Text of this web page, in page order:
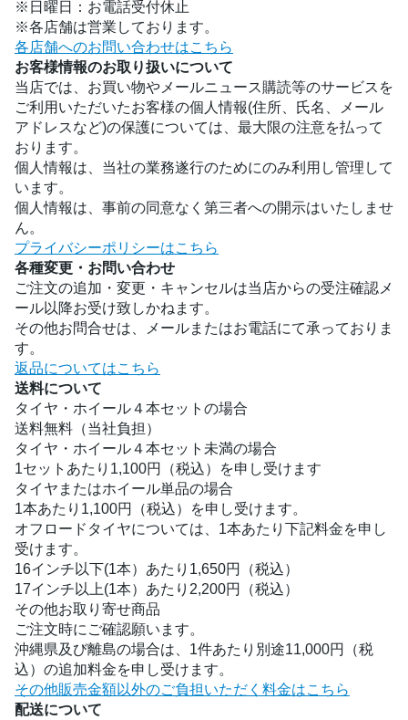
※日曜日：お電話受付休止
※各店舗は営業しております。
各店舗へのお問い合わせはこちら
お客様情報のお取り扱いについて
当店では、お買い物やメールニュース購読等のサービスを
ご利用いただいたお客様の個人情報(住所、氏名、メール
アドレスなど)の保護については、最大限の注意を払って
おります。
個人情報は、当社の業務遂行のためにのみ利用し管理して
います。
個人情報は、事前の同意なく第三者への開示はいたしませ
ん。
プライバシーポリシーはこちら
各種変更・お問い合わせ
ご注文の追加・変更・キャンセルは当店からの受注確認メ
ール以降お受け致しかねます。
その他お問合せは、メールまたはお電話にて承っておりま
す。
返品についてはこちら
送料について
タイヤ・ホイール４本セットの場合
送料無料（当社負担）
タイヤ・ホイール４本セット未満の場合
1セットあたり1,100円（税込）を申し受けます
タイヤまたはホイール単品の場合
1本あたり1,100円（税込）を申し受けます。
オフロードタイヤについては、1本あたり下記料金を申し
受けます。
16インチ以下(1本）あたり1,650円（税込）
17インチ以上(1本）あたり2,200円（税込）
その他お取り寄せ商品
ご注文時にご確認願います。
沖縄県及び離島の場合は、1件あたり別途11,000円（税
込）の追加料金を申し受けます。
その他販売金額以外のご負担いただく料金はこちら
配送について